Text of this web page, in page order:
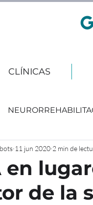
CLÍNICAS
en
de la
11 jun 2020 2 min de